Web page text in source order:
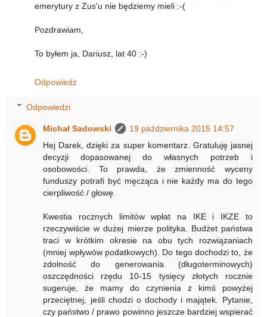
emerytury z Zus'u nie będziemy mieli :-(
Pozdrawiam,
To byłem ja, Dariusz, lat 40 :-)
Odpowiedz
Odpowiedzi
Michał Sadowski
19 października 2015 14:57
Hej Darek, dzięki za super komentarz. Gratuluję jasnej
decyzji dopasowanej do własnych potrzeb i
osobowości. To prawda, że zmienność wyceny
funduszy potrafi być męcząca i nie każdy ma do tego
cierpliwość / głowę.
Kwestia rocznych limitów wpłat na IKE i IKZE to
rzeczywiście w dużej mierze polityka. Budżet państwa
traci w krótkim okresie na obu tych rozwiązaniach
(mniej wpływów podatkowych). Do tego dochodzi to, że
zdolność do generowania (długoterminowych)
oszczędności rzędu 10-15 tysięcy złotych rocznie
sugeruje, że mamy do czynienia z kimś powyżej
przeciętnej, jeśli chodzi o dochody i majątek. Pytanie,
czy państwo / prawo powinno jeszcze bardziej wspierać